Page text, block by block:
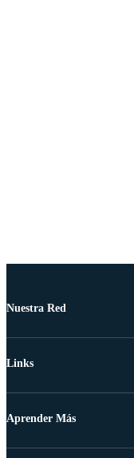
Nuestra Red
Links
Aprender Más